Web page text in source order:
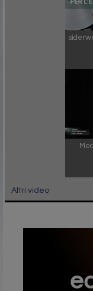
Altri video